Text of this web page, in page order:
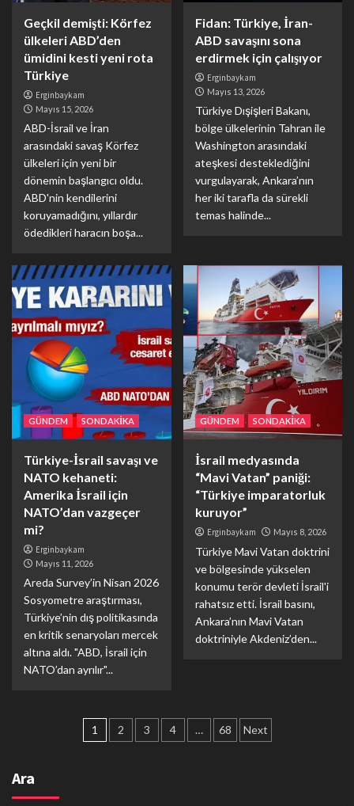
Geçkil demişti: Körfez
ülkeleri ABD’den
ümidini kesti yeni rota
Türkiye
Erginbaykam
Mayıs 15, 2026
ABD-İsrail ve İran
arasındaki savaş Körfez
ülkeleri için yeni bir
dönemin başlangıcı oldu.
ABD'nin kendilerini
koruyamadığını, yıllardır
ödedikleri haracın boşa...
Fidan: Türkiye, İran-
ABD savaşını sona
erdirmek için çalışıyor
Erginbaykam
Mayıs 13, 2026
Türkiye Dışişleri Bakanı,
bölge ülkelerinin Tahran ile
Washington arasındaki
ateşkesi desteklediğini
vurgulayarak, Ankara’nın
her iki tarafla da sürekli
temas halinde...
GÜNDEM SONDAKİKA
Türkiye-İsrail savaşı ve
NATO kehaneti:
Amerika İsrail için
NATO’dan vazgeçer
mi?
Erginbaykam
Mayıs 11, 2026
Areda Survey’in Nisan 2026
Sosyometre araştırması,
Türkiye’nin dış politikasında
en kritik senaryoları mercek
altına aldı. "ABD, İsrail için
NATO’dan ayrılır"...
GÜNDEM SONDAKİKA
İsrail medyasında
“Mavi Vatan” paniği:
“Türkiye imparatorluk
kuruyor”
Erginbaykam Mayıs 8, 2026
Türkiye Mavi Vatan doktrini
ve bölgesinde yükselen
konumu terör devleti İsrail'i
rahatsız etti. İsrail basını,
Ankara’nın Mavi Vatan
doktriniyle Akdeniz’den...
Yazı
1 2 3 4 … 68 Next
Ara